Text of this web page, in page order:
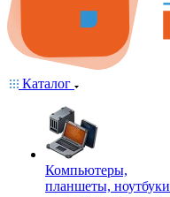
Каталог
Компьютеры,
планшеты, ноутбуки